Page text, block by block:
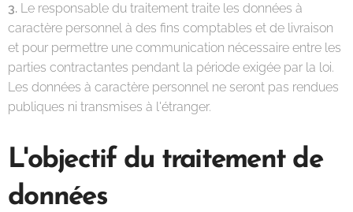
3. Le responsable du traitement traite les données à
caractère personnel à des fins comptables et de livraison
et pour permettre une communication nécessaire entre les
parties contractantes pendant la période exigée par la loi.
Les données à caractère personnel ne seront pas rendues
publiques ni transmises à l'étranger.
L'objectif du traitement de
données